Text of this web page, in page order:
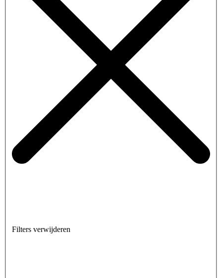
Filters verwijderen